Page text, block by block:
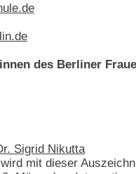
des Berliner
Sigrid Nikutta
mit dieser